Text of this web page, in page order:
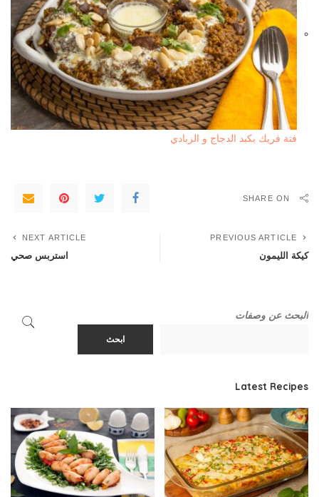
فتة فريك بكبد الدجاج و الزبادي
SHARE ON
PREVIOUS ARTICLE
كيكة الليمون
NEXT ARTICLE
استربس صحي
البحث عن وصفات
ابحث
Latest Recipes